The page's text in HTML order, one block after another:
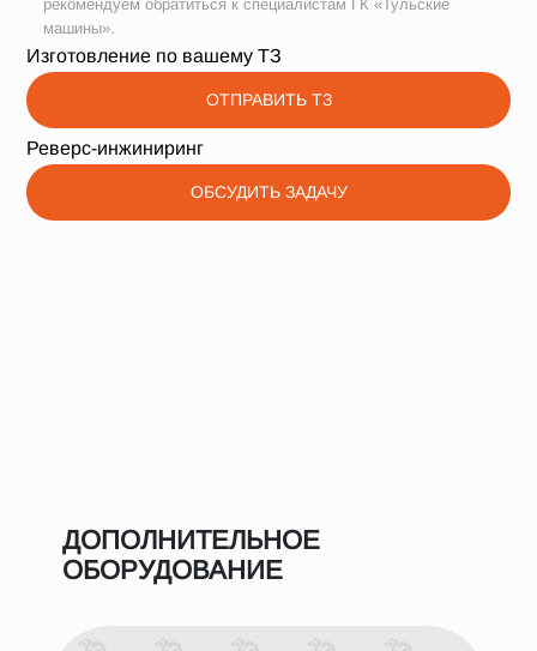
рекомендуем обратиться к специалистам ГК «Тульские
машины».
Изготовление по вашему ТЗ
ОТПРАВИТЬ ТЗ
Реверс-инжиниринг
ОБСУДИТЬ ЗАДАЧУ
ДОПОЛНИТЕЛЬНОЕ
ОБОРУДОВАНИЕ